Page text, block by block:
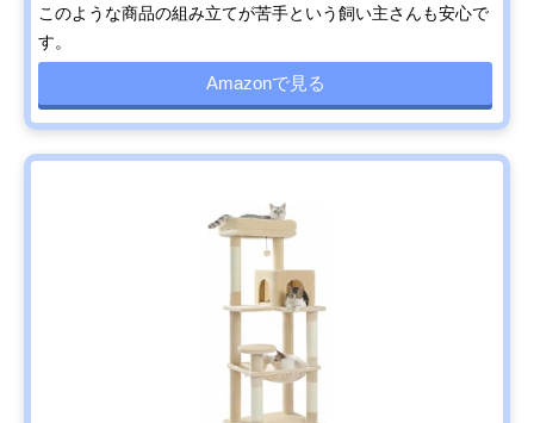
このような商品の組み立てが苦手という飼い主さんも安心で
す。
Amazonで見る